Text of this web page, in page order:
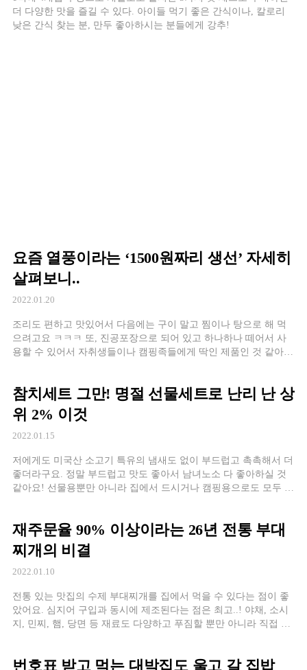
더 다양한 맛을 즐길 수 있다. 아이들 먹기 좋은 간식이나, 칼로리
낮은 간식 찾는 분, 만두 좋아하시는 분들에게 강추!
요즘 열풍이라는 ‘1500원짜리 생선’ 자세히
살펴보니..
2022.01.20
조리도 편하고 맛있어서 다음에는 구이 말고 찜이나 탕으로 해 먹
으려고요 ㅋㅋㅋ 또, 진공포장으로 되어 있고 하나하나 떼어서 사
용할 수 있어서 자취생들이나 캠핑족들에게 딱인 제품인 것 같아
참치세트 그만! 명절 선물세트로 난리 난 상
위 2% 이것
2022.01.15
저에게도 미국산 소고기 특유의 냄새도 없이 부드럽고 촉촉해서 더
좋더라구요. 정말 부드럽고 맛도 좋아서 남녀노소 다 좋아하실 것
같아요! 선물용뿐만 아니라 집에서 드시거나 캠핑용으로도 모두 추
재주문율 90% 이상이라는 26년 전통 부대
찌개의 비결
2022.01.10
전통 있는 맛집의 수제 부대찌개를 집에서 먹을 수 있다는 점이 좋
았어요. 심지어 구입과 동시에 제조된다는 점은 최고..! 야채, 소시
지, 민찌, 햄, 당면 등 재료도 다양하고 푸짐할 뿐만 아니라 직접 만
번호표 받고 먹는 대박집도 울고 갈 집밥